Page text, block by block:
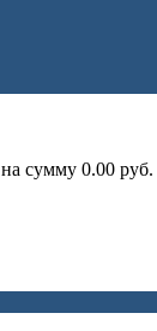
на сумму 0.00 руб.